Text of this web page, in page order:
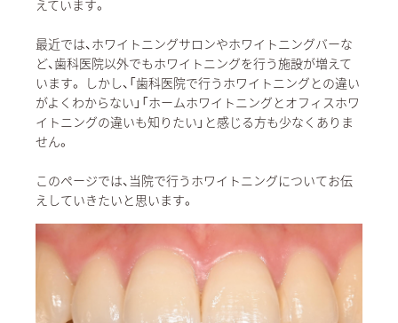
えています。
最近では、ホワイトニングサロンやホワイトニングバーな
ど、歯科医院以外でもホワイトニングを行う施設が増えて
います。 しかし、「歯科医院で行うホワイトニングとの違い
がよくわからない」「ホームホワイトニングとオフィスホワ
イトニングの違いも知りたい」と感じる方も少なくありま
せん。
このページでは、当院で行うホワイトニングについてお伝
えしていきたいと思います。